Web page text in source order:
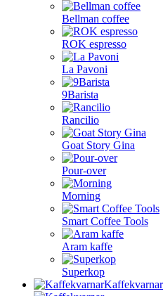
Bellman coffee
ROK espresso
La Pavoni
9Barista
Rancilio
Goat Story Gina
Pour-over
Morning
Smart Coffee Tools
Aram kaffe
Superkop
Kaffekvarnar